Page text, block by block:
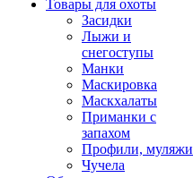
Товары для охоты
Засидки
Лыжи и
снегоступы
Манки
Маскировка
Маскхалаты
Приманки с
запахом
Профили, муляжи
Чучела